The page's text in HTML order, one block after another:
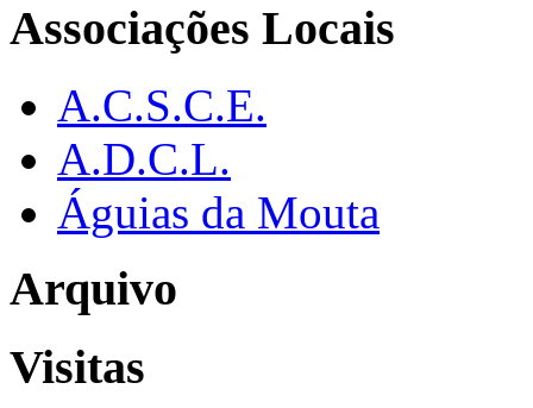
Associações Locais
A.C.S.C.E.
A.D.C.L.
Águias da Mouta
Arquivo
Visitas